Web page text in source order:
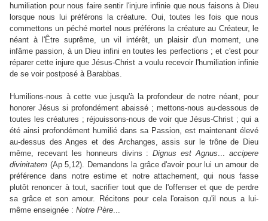
humiliation pour nous faire sentir l'injure infinie que nous faisons à Dieu
lorsque nous lui préférons la créature. Oui, toutes les fois que nous
commettons un péché mortel nous préférons la créature au Créateur, le
néant à l'Être suprême, un vil intérêt, un plaisir d'un moment, une
infâme passion, à un Dieu infini en toutes les perfections ; et c'est pour
réparer cette injure que Jésus-Christ a voulu recevoir l'humiliation infinie
de se voir postposé à Barabbas.
Humilions-nous à cette vue jusqu'à la profondeur de notre néant, pour
honorer Jésus si profondément abaissé ; mettons-nous au-dessous de
toutes les créatures ; réjouissons-nous de voir que Jésus-Christ ; qui a
été ainsi profondément humilié dans sa Passion, est maintenant élevé
au-dessus des Anges et des Archanges, assis sur le trône de Dieu
même, recevant les honneurs divins :Dignus est Agnus...accipere
divinitatem (Ap 5,12). Demandons la grâce d'avoir pour lui un amour de
préférence dans notre estime et notre attachement, qui nous fasse
plutôt renoncer à tout, sacrifier tout que de l'offenser et que de perdre
sa grâce et son amour. Récitons pour cela l'oraison qu'il nous a lui-
même enseignée : Notre Père...